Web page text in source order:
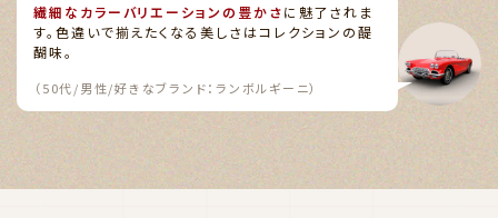
繊細なカラーバリエーションの豊かさに魅了されま
す。色違いで揃えたくなる美しさはコレクションの醍
醐味。
（50代/男性/好きなブランド：ランボルギーニ）